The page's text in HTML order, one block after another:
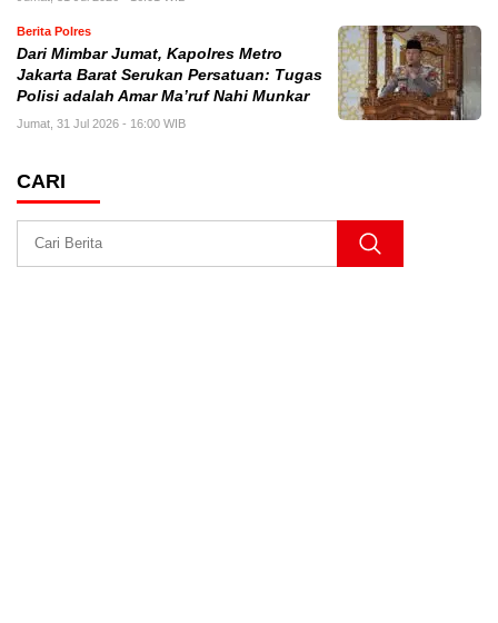
Berita Polres
Dari Mimbar Jumat, Kapolres Metro
Jakarta Barat Serukan Persatuan: Tugas
Polisi adalah Amar Ma’ruf Nahi Munkar
Jumat, 31 Jul 2026 - 16:00 WIB
CARI